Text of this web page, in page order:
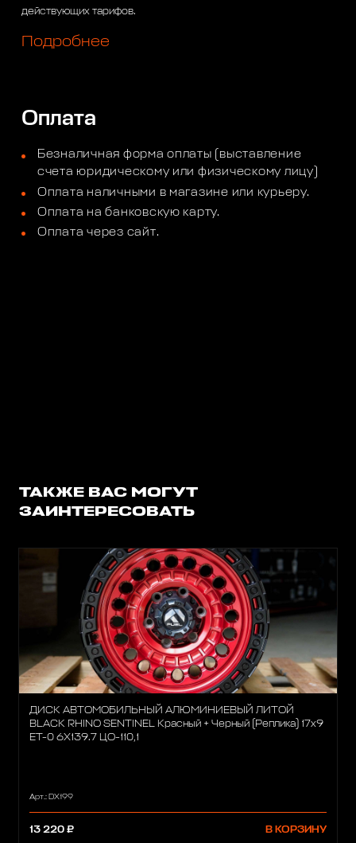
действующих тарифов.
Подробнее
Оплата
Безналичная форма оплаты (выставление
счета юридическому или физическому лицу)
Оплата наличными в магазине или курьеру.
Оплата на банковскую карту.
Оплата через сайт.
ТАКЖЕ ВАС МОГУТ
ЗАИНТЕРЕСОВАТЬ
ДИСК АВТОМОБИЛЬНЫЙ АЛЮМИНИЕВЫЙ ЛИТОЙ
BLACK RHINO SENTINEL Красный + Черный (Реплика) 17х9
ET-0 6X139.7 ЦО-110,1
Арт.: DX199
13 220 ₽ В КОРЗИНУ